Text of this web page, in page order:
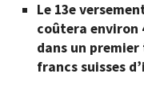
Le 13e
coûtera environ
dans un
francs suisses